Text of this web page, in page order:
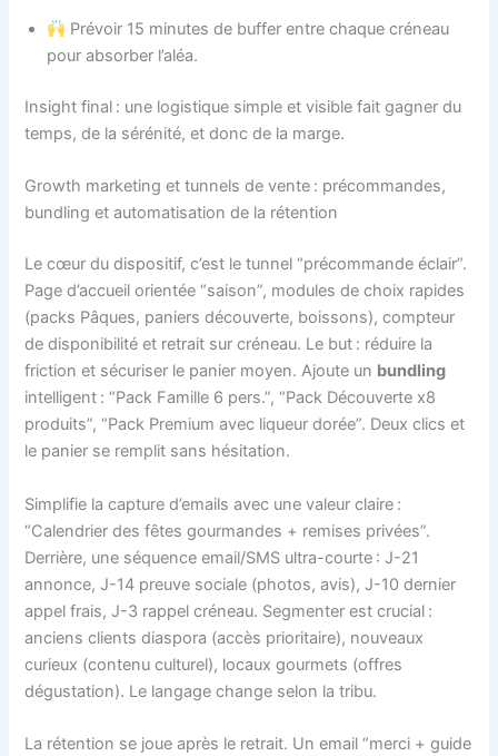
Prévoir 15 minutes de buffer entre chaque créneau
pour absorber l’aléa.
Insight final : une logistique simple et visible fait gagner du
temps, de la sérénité, et donc de la marge.
Growth marketing et tunnels de vente : précommandes,
bundling et automatisation de la rétention
Le cœur du dispositif, c’est le tunnel “précommande éclair”.
Page d’accueil orientée “saison”, modules de choix rapides
(packs Pâques, paniers découverte, boissons), compteur
de disponibilité et retrait sur créneau. Le but : réduire la
friction et sécuriser le panier moyen. Ajoute un bundling
intelligent : “Pack Famille 6 pers.”, “Pack Découverte x8
produits”, “Pack Premium avec liqueur dorée”. Deux clics et
le panier se remplit sans hésitation.
Simplifie la capture d’emails avec une valeur claire :
“Calendrier des fêtes gourmandes + remises privées”.
Derrière, une séquence email/SMS ultra-courte : J-21
annonce, J-14 preuve sociale (photos, avis), J-10 dernier
appel frais, J-3 rappel créneau. Segmenter est crucial :
anciens clients diaspora (accès prioritaire), nouveaux
curieux (contenu culturel), locaux gourmets (offres
dégustation). Le langage change selon la tribu.
La rétention se joue après le retrait. Un email “merci + guide